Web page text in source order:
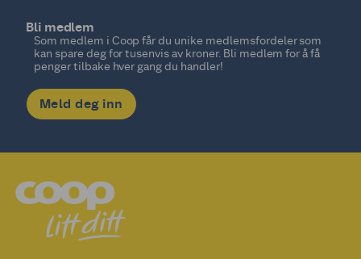
Bli medlem
Som medlem i Coop får du unike medlemsfordeler som
kan spare deg for tusenvis av kroner. Bli medlem for å få
penger tilbake hver gang du handler!
Meld deg inn